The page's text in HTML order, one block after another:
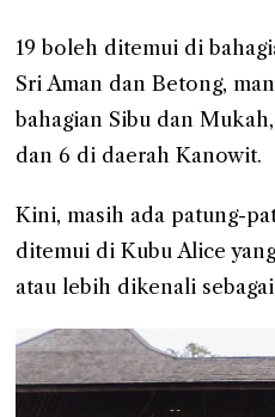
19 boleh ditemui di
Sri Aman dan Betong,
bahagian Sibu dan
dan 6 di daerah Kanowit.
Kini, masih ada patung-
ditemui di Kubu Alice
atau lebih dikenali